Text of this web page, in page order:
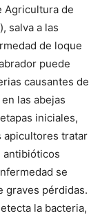
Agricultura de
salva a las
de loque
puede
causantes de
las abejas
iniciales,
apicultores tratar
antibióticos
se
graves pérdidas.
la bacteria,